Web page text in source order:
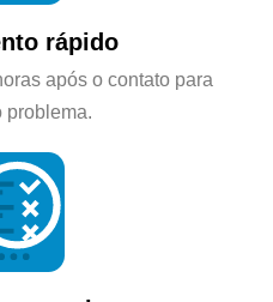
rápido
após o contato para
problema.